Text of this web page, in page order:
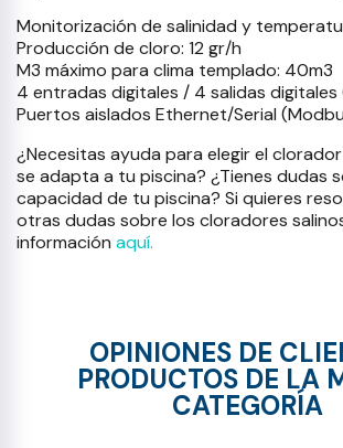
Monitorización de salinidad y
Producción de cloro: 12 gr/h
M3 máximo para clima templado: 40m3
4 entradas digitales / 4 salidas digitales
Puertos aislados Ethernet/Serial
¿Necesitas ayuda para elegir el
se adapta a tu piscina? ¿Tienes dudas
capacidad de tu piscina? Si quieres
otras dudas sobre los cloradores
información aquí.
OPINIONES DE
PRODUCTOS DE LA
CATEGORÍA